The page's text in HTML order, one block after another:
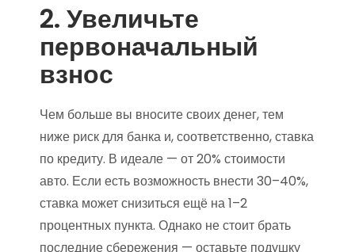
2. Увеличьте
первоначальный
взнос
Чем больше вы вносите своих денег, тем
ниже риск для банка и, соответственно, ставка
по кредиту. В идеале — от 20% стоимости
авто. Если есть возможность внести 30–40%,
ставка может снизиться ещё на 1–2
процентных пункта. Однако не стоит брать
последние сбережения — оставьте подушку